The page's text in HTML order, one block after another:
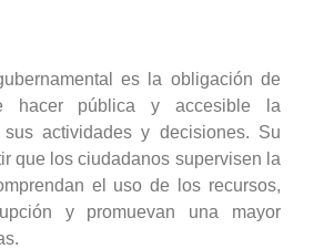
es la obligación de
hacer pública y accesible la
sus actividades y decisiones. Su
que los ciudadanos supervisen la
el uso de los recursos,
y promuevan una mayor